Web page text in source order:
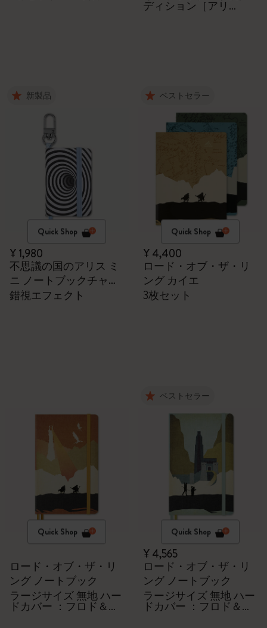
ディション［アリ
ス］：ノートブック
新製品
Quick Shop
¥ 1,980
不思議の国のアリス ミ
ニ ノートブックチャー
ム
錯視エフェクト
ベストセラー
Quick Shop
¥ 4,400
ロード・オブ・ザ・リ
ング カイエ
3枚セット
Quick Shop
ロード・オブ・ザ・リ
ング ノートブック
ラージサイズ 無地 ハー
ドカバー ：フロド＆サ
ベストセラー
Quick Shop
¥ 4,565
ロード・オブ・ザ・リ
ング ノートブック
ラージサイズ 無地 ハー
ドカバー ：フロド＆サ